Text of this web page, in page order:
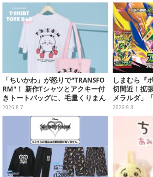
「ちいかわ」が怒りで"TRANSFO
RM"！ 新作Tシャツとアクキー付
きトートバッグに、毛量くりまん
じゅうなど全6アイテムが仲間入
り
2026.8.7
しまむら『
切間近！拡
メラルダ」
Xをラインナ
2026.8.8